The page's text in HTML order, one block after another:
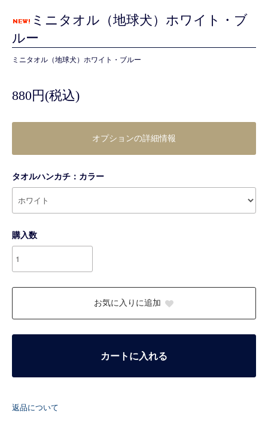
ミニタオル（地球犬）ホワイト・ブ
ルー
ミニタオル（地球犬）ホワイト・ブルー
880円(税込)
オプションの詳細情報
タオルハンカチ：カラー
購入数
お気に入りに追加
カートに入れる
返品について